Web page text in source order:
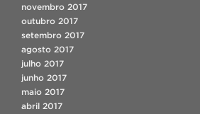
novembro 2017
outubro 2017
setembro 2017
agosto 2017
julho 2017
junho 2017
maio 2017
abril 2017